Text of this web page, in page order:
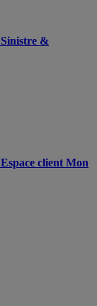
Sinistre &
Espace client Mon